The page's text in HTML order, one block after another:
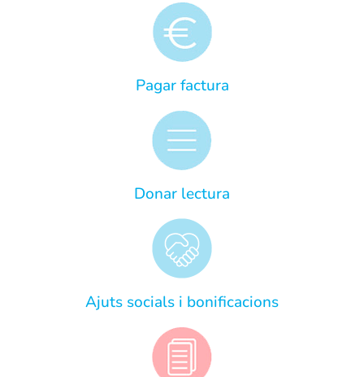
Pagar factura
Donar lectura
Ajuts socials i bonificacions